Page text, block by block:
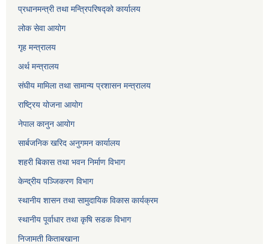
प्रधानमन्त्री तथा मन्त्रिपरिषद्को कार्यालय
लोक सेवाआयोग
गृह मन्त्रालय
अर्थ मन्त्रालय
संघीय मामिला तथा सामान्य प्रशासन मन्त्रालय
राष्ट्रिय योजना आयोग
नेपाल कानुन आयोग
सार्बजनिक खरिद अनुगमन कार्यालय
शहरी बिकास तथा भवन निर्माण विभाग
केन्द्रीय पञ्जिकरण विभाग
स्थानीय शासन तथा सामुदायिक विकास कार्यक्रम
स्थानीय पूर्वाधार तथा कृषि सडक विभाग
निजामती किताबखाना